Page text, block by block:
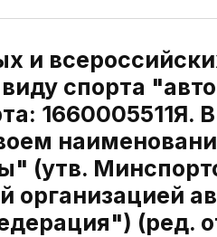
и
спорта
1660005511Я.
(утв.
(ред.